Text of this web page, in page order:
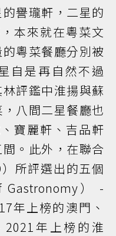
譽瓏軒，二星的
本來就在粵菜文
粵菜餐廳分別被
自是再自然不過
評鑑中淮揚與蘇
八間二星餐廳也
寶麗軒、吉品軒
。此外，在聯合
所評選出的五個
） -
年上榜的澳門、
年上榜的淮